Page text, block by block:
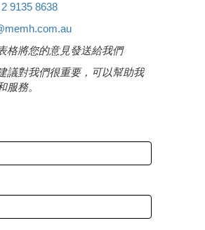
9135 8638
格將您的意見發送給我們
議對我們很重要，可以幫助我
服務。